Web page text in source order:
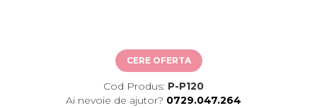
CERE OFERTA
Cod Produs: P-P120
Ai nevoie de ajutor? 0729.047.264